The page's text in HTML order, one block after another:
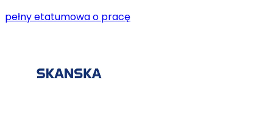
pełny etatumowa o pracę